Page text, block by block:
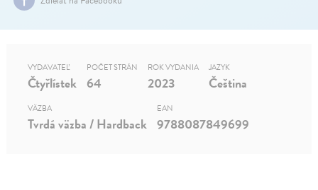
VYDAVATEĽ
Čtyřlístek
POČET STRÁN
64
ROK VYDANIA
2023
JAZYK
Čeština
VÄZBA
Tvrdá väzba / Hardback
EAN
9788087849699